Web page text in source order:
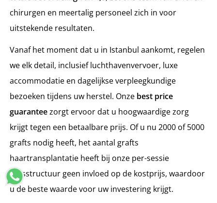
chirurgen en meertalig personeel zich in voor
uitstekende resultaten.
Vanaf het moment dat u in Istanbul aankomt, regelen
we elk detail, inclusief luchthavenvervoer, luxe
accommodatie en dagelijkse verpleegkundige
bezoeken tijdens uw herstel. Onze best price
guaranteezorgt ervoor dat u hoogwaardige zorg
krijgt tegen een betaalbare prijs. Of u nu 2000 of 5000
grafts nodig heeft, het aantal grafts
haartransplantatie heeft bij onze per-sessie
prijsstructuur geen invloed op de kostprijs, waardoor
u de beste waarde voor uw investering krijgt.